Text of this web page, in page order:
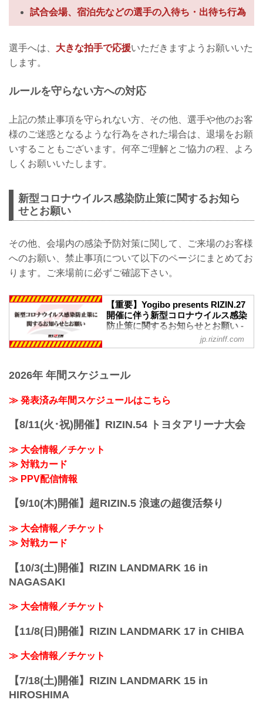
試合会場、宿泊先などの選手の入待ち・出待ち行為
選手へは、 大きな拍手で応援いただきますようお願いいた
します。
ルールを守らない方への対応
上記の禁止事項を守られない方、その他、選手や他のお客
様のご迷惑となるような行為をされた場合は、退場をお願
いすることもございます。何卒ご理解とご協力の程、よろ
しくお願いいたします。
新型コロナウイルス感染防止策に関するお知ら
せとお願い
その他、会場内の感染予防対策に関して、ご来場のお客様
へのお願い、禁止事項について以下のページにまとめてお
ります。ご来場前に必ずご確認下さい。
【重要】Yogibo presents RIZIN.27
開催に伴う新型コロナウイルス感染
防止策に関するお知らせとお願い -
RIZIN FIGHTING FEDERATION オ
フィシャルサイト
チケットご購入前に、必ずご確認くださ
RIZINではイベント開催に際し、日本スポ
ーツ協会が作成した「スポーツイベント
の再開に向けた感染拡大予防ガイドライ
ン」に基づき、新型コロナウイルス感染
ますよう努めてまいりますので、何卒ご
理解とご協力のほどよろしくお願いいた
jp.rizinff.com
2026年 年間スケジュール
≫ 発表済み年間スケジュールはこちら
【8/11(火･祝)開催】RIZIN.54 トヨタアリーナ大会
≫ 大会情報／チケット
≫ 対戦カード
≫ PPV配信情報
【9/10(木)開催】超RIZIN.5 浪速の超復活祭り
≫ 大会情報／チケット
≫ 対戦カード
【10/3(土)開催】RIZIN LANDMARK 16 in
NAGASAKI
≫ 大会情報／チケット
【11/8(日)開催】RIZIN LANDMARK 17 in CHIBA
≫ 大会情報／チケット
【7/18(土)開催】RIZIN LANDMARK 15 in
HIROSHIMA